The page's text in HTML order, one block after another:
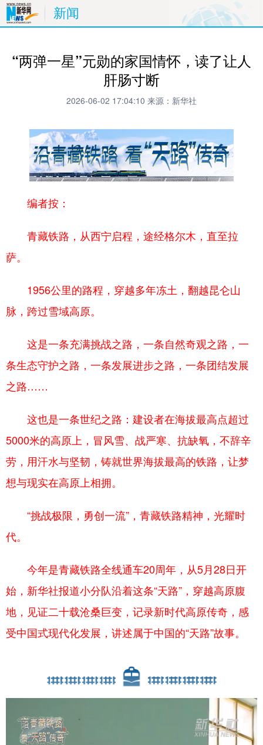
新闻
“两弹一星”元勋的家国情怀，读了让人
肝肠寸断
2026-06-02 17:04:10 来源：新华社
编者按：
青藏铁路，从西宁启程，途经格尔木，直至拉
萨。
1956公里的路程，穿越多年冻土，翻越昆仑山
脉，跨过雪域高原。
这是一条充满挑战之路，一条自然奇观之路，一
条生态守护之路，一条发展进步之路，一条团结发展
之路……
这也是一条世纪之路：建设者在海拔最高点超过
5000米的高原上，冒风雪、战严寒、抗缺氧，不辞辛
劳，用汗水与坚韧，铸就世界海拔最高的铁路，让梦
想与现实在高原上相拥。
“挑战极限，勇创一流”，青藏铁路精神，光耀时
代。
今年是青藏铁路全线通车20周年，从5月28日开
始，新华社报道小分队沿着这条“天路”，穿越高原腹
地，见证二十载沧桑巨变，记录新时代高原传奇，感
受中国式现代化发展，讲述属于中国的“天路”故事。